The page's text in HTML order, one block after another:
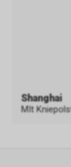
Shanghai
MIt